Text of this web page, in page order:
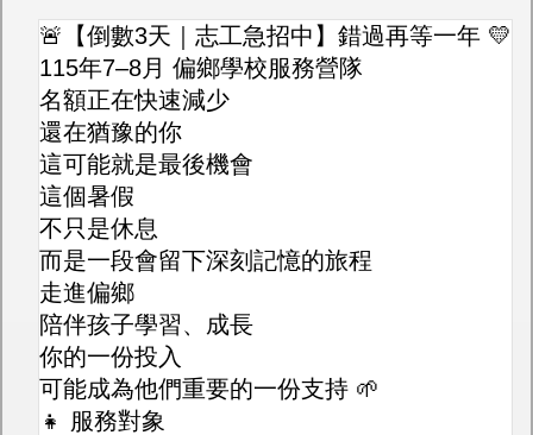
🚨【倒數3天｜志工急招中】錯過再等一年 💛
115年7–8月 偏鄉學校服務營隊
名額正在快速減少
還在猶豫的你
這可能就是最後機會
這個暑假
不只是休息
而是一段會留下深刻記憶的旅程
走進偏鄉
陪伴孩子學習、成長
你的一份投入
可能成為他們重要的一份支持 🌱
👧 服務對象